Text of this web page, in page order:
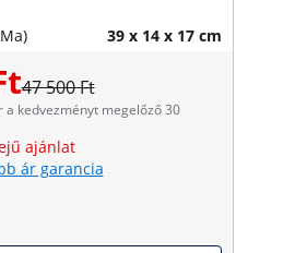
39 x 14 x 17 cm
47 500 Ft
a kedvezményt megelőző 30
ajánlat
ár garancia